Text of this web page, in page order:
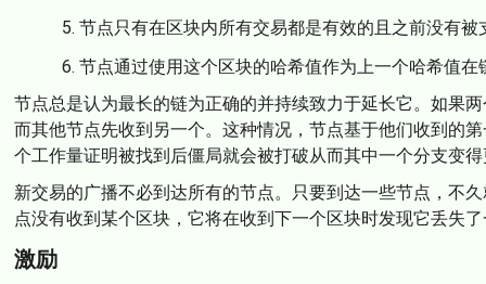
节点只有在区块内所有交易都是有效的且之前没有
节点通过使用这个区块的哈希值作为上一个哈希值
节点总是认为最长的链为正确的并持续致力于延长它。如果
而其他节点先收到另一个。这种情况，节点基于他们收到的
个工作量证明被找到后僵局就会被打破从而其中一个分支变
新交易的广播不必到达所有的节点。只要到达一些节点，不
点没有收到某个区块，它将在收到下一个区块时发现它丢失
激励